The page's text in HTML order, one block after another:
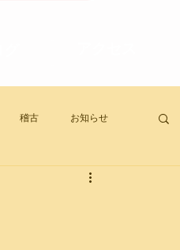
稽古 お知らせ